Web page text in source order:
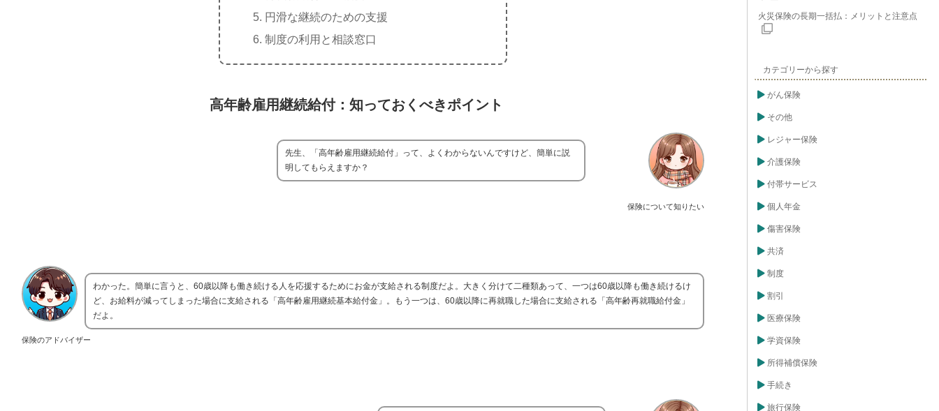
円滑な継続のための支援
制度の利用と相談窓口
高年齢雇用継続給付：知っておくべきポイント
保険について知りたい
先生、「高年齢雇用継続給付」って、よくわからないんですけど、簡単に説
明してもらえますか？
保険のアドバイザー
わかった。簡単に言うと、60歳以降も働き続ける人を応援するためにお金が支給される制度だよ。大きく分けて二種類あって、一つは60歳以降も働き続けるけ
ど、お給料が減ってしまった場合に支給される「高年齢雇用継続基本給付金」。もう一つは、60歳以降に再就職した場合に支給される「高年齢再就職給付金」
だよ。
火災保険の長期一括払：メリットと注意点
カテゴリーから探す
がん保険
その他
レジャー保険
介護保険
付帯サービス
個人年金
傷害保険
共済
制度
割引
医療保険
学資保険
所得補償保険
手続き
旅行保険